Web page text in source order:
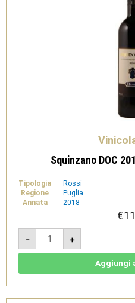
Squinzano DOC
Tipologia
Rossi
Regione
Puglia
Annata
2018
€
-
Squinzano
DOC
2018
-
+
Aggiungi